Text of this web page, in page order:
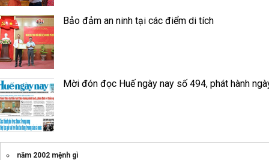
Bảo đảm an ninh tại các điểm di tích
Mời đón đọc Huế ngày nay số 494, phát hành
năm 2002 mệnh gì